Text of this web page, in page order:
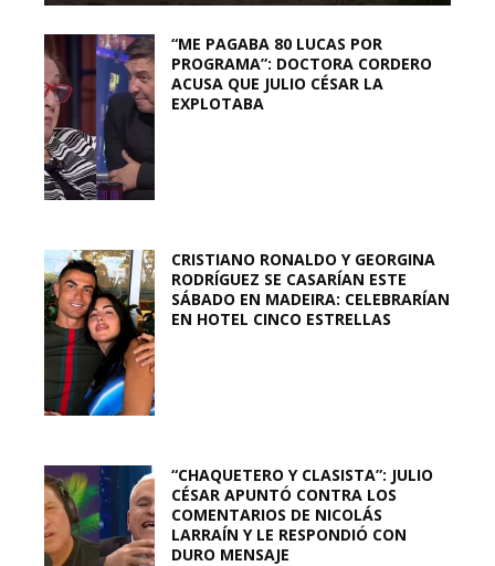
“ME PAGABA 80 LUCAS POR
PROGRAMA”: DOCTORA CORDERO
ACUSA QUE JULIO CÉSAR LA
EXPLOTABA
CRISTIANO RONALDO Y GEORGINA
RODRÍGUEZ SE CASARÍAN ESTE
SÁBADO EN MADEIRA: CELEBRARÍAN
EN HOTEL CINCO ESTRELLAS
“CHAQUETERO Y CLASISTA”: JULIO
CÉSAR APUNTÓ CONTRA LOS
COMENTARIOS DE NICOLÁS
LARRAÍN Y LE RESPONDIÓ CON
DURO MENSAJE